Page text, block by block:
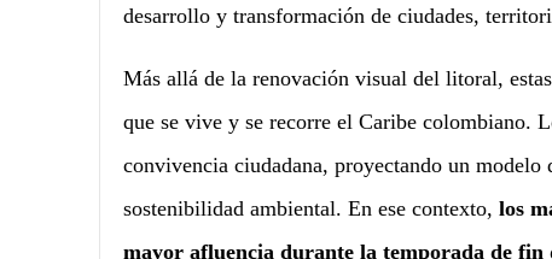
desarrollo y transformación de ciudades,
Más allá de la renovación visual del litoral,
que se vive y se recorre el Caribe colombiano.
convivencia ciudadana, proyectando un
sostenibilidad ambiental. En ese contexto, los
mayor afluencia durante la temporada de fin